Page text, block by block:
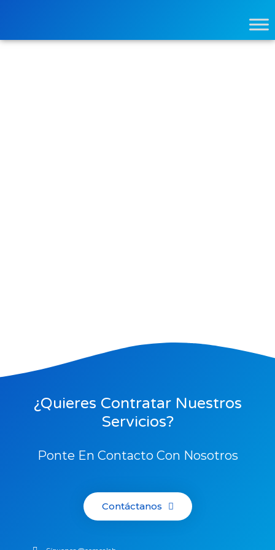
¿Quieres Contratar Nuestros
Servicios?
Ponte En Contacto Con Nosotros
Contáctanos